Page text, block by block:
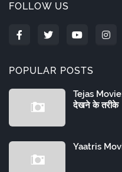
FOLLOW US
POPULAR POSTS
Tejas
देखने के तरीके
Yaatris